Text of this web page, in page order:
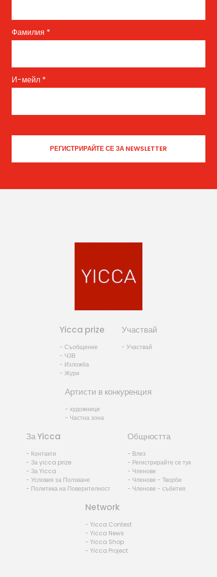
Фамилия *
И-мейл *
Yicca prize
- Съобщение
- ЧЗВ
- Изложба
- Жури
Участвай
- Участвай
Артисти в конкуренция
- художници
- Частна зона
За Yicca
- Контакти
- За yicca prize
- За Yicca
- Условия за Ползване
- Политика на Поверителност
Общността
- Влез
- Регистрирайте се тук
- Членове
- Членове - Творби
- Членове - събития
Network
- Yicca Contest
- Yicca News
- Yicca Shop
- Yicca Project